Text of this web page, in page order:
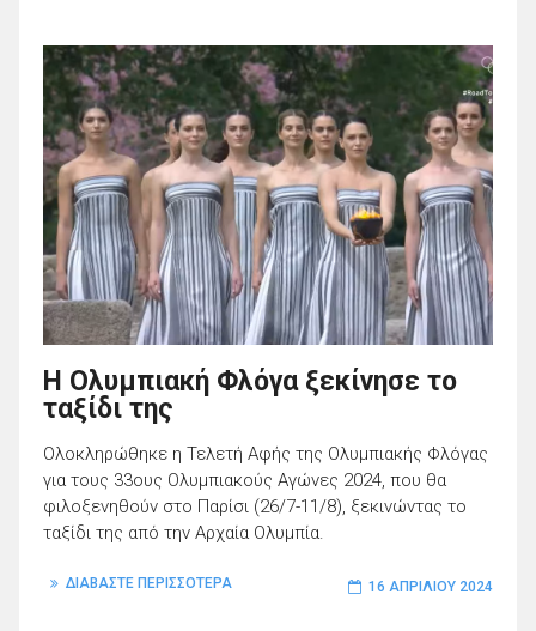
Η Ολυμπιακή Φλόγα ξεκίνησε το
ταξίδι της
Ολοκληρώθηκε η Τελετή Αφής της Ολυμπιακής Φλόγας
για τους 33ους Ολυμπιακούς Αγώνες 2024, που θα
φιλοξενηθούν στο Παρίσι (26/7-11/8), ξεκινώντας το
ταξίδι της από την Αρχαία Ολυμπία.
ΔΙΑΒΑΣΤΕ ΠΕΡΙΣΣΟΤΕΡΑ 16 ΑΠΡΙΛΊΟΥ 2024